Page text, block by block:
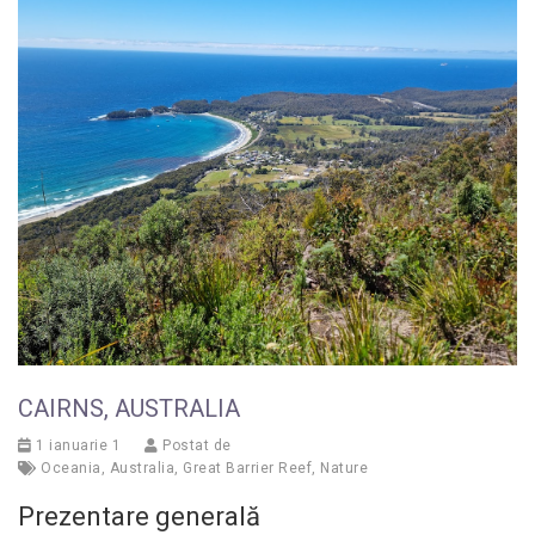
CAIRNS, AUSTRALIA
1 ianuarie 1
Postat de
Oceania , Australia, Great Barrier Reef, Nature
Prezentare generală